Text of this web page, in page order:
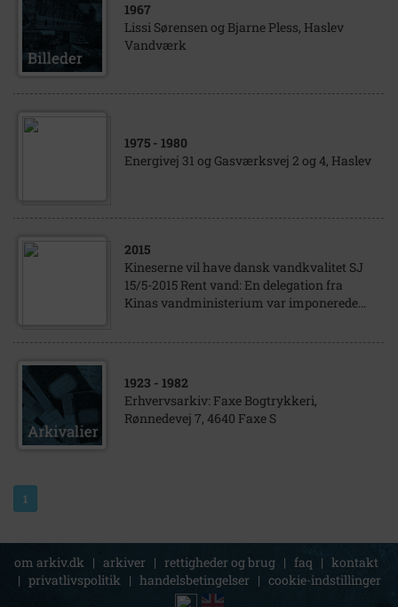
1967
Lissi Sørensen og Bjarne Pless, Haslev
Vandværk
1975 - 1980
Energivej 31 og Gasværksvej 2 og 4, Haslev
2015
Kineserne vil have dansk vandkvalitet SJ
15/5-2015 Rent vand: En delegation fra
Kinas vandministerium var imponerede...
1923 - 1982
Erhvervsarkiv: Faxe Bogtrykkeri,
Rønnedevej 7, 4640 Faxe S
1
om arkiv.dk | arkiver | rettigheder og brug | faq | kontakt
| privatlivspolitik | handelsbetingelser | cookie-indstillinger